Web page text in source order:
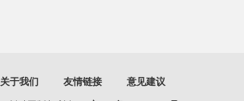
关于我们 友情链接 意见建议